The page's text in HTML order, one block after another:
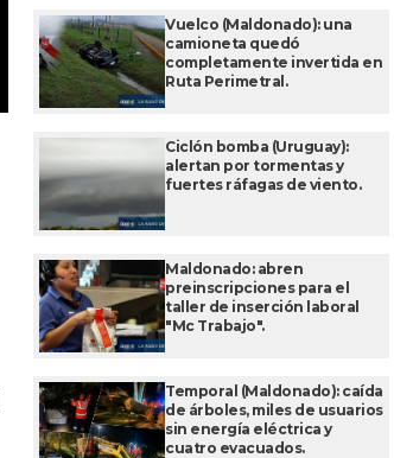
Vuelco (Maldonado): una
camioneta quedó
completamente invertida en
Ruta Perimetral.
Ciclón bomba (Uruguay):
alertan por tormentas y
fuertes ráfagas de viento.
Maldonado: abren
preinscripciones para el
taller de inserción laboral
"Mc Trabajo".
Temporal (Maldonado): caída
de árboles, miles de usuarios
sin energía eléctrica y
cuatro evacuados.